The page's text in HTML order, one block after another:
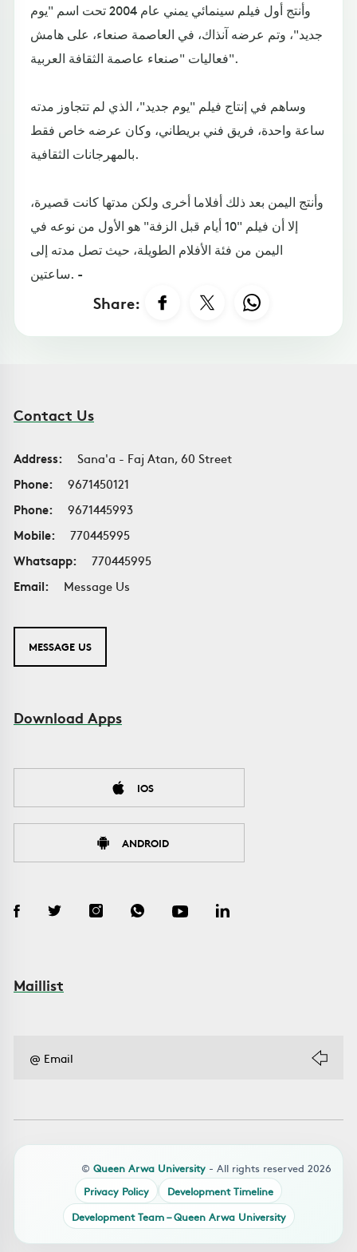
وأنتج أول فيلم سينمائي يمني عام 2004 تحت اسم "يوم
جديد"، وتم عرضه آنذاك، في العاصمة صنعاء، على هامش
فعاليات "صنعاء عاصمة الثقافة العربية".
وساهم في إنتاج فيلم "يوم جديد"، الذي لم تتجاوز مدته
ساعة واحدة، فريق فني بريطاني، وكان عرضه خاص فقط
بالمهرجانات الثقافية.
وأنتج اليمن بعد ذلك أفلاما أخرى ولكن مدتها كانت قصيرة،
إلا أن فيلم "10 أيام قبل الزفة" هو الأول من نوعه في
اليمن من فئة الأفلام الطويلة، حيث تصل مدته إلى
ساعتين. -
Share:
Contact Us
Address:
Sana'a - Faj Atan, 60 Street
Phone:
9671450121
Phone:
9671445993
Mobile:
770445995
Whatsapp:
770445995
Email:
Message Us
MESSAGE US
Download Apps
IOS
ANDROID
Maillist
© Queen Arwa University - All rights reserved 2026
Privacy Policy
Development Timeline
Development Team – Queen Arwa University